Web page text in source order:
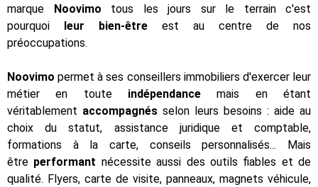
marque Noovimo tous les jours sur le terrain c'est
pourquoi leur bien-être est au centre de nos
préoccupations.
Noovimo permet à ses conseillers immobiliers d'exercer leur
métier en toute indépendance mais en étant
véritablement accompagnés selon leurs besoins : aide au
choix du statut, assistance juridique et comptable,
formations à la carte, conseils personnalisés... Mais
être performant nécessite aussi des outils fiables et de
qualité. Flyers, carte de visite, panneaux, magnets véhicule,